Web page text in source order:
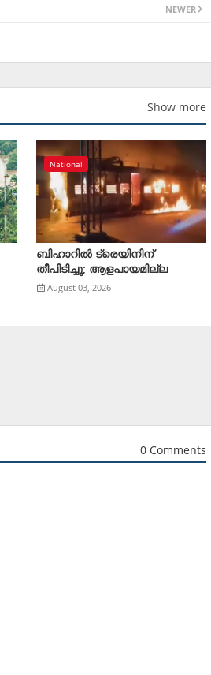
NEWER
Show more
National
ബിഹാറില്‍ ട്രെയിനിന്
തീപിടിച്ചു; ആളപായമില്ല
August 03, 2026
0 Comments